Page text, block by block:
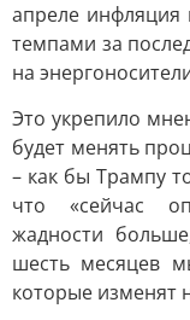
апреле
темпами за
на
Это укрепило
будет менять
– как бы Трампу
что «сейчас
жадности
шесть месяцев
которые изменят